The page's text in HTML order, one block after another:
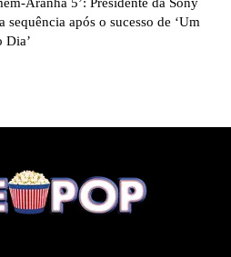
sequência após o sucesso de ‘Um
Dia’